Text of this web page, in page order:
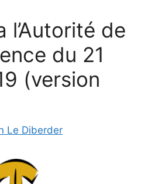
l’Autorité de
du 21
(version
Le Diberder